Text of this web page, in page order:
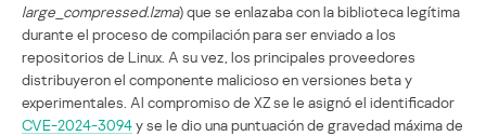
large_compressed.lzma) que se enlazaba con la biblioteca legítima
durante el proceso de compilación para ser enviado a los
repositorios de Linux. A su vez, los principales proveedores
distribuyeron el componente malicioso en versiones beta y
experimentales. Al compromiso de XZ se le asignó el identificador
CVE-2024-3094y se le dio una puntuación de gravedad máxima de